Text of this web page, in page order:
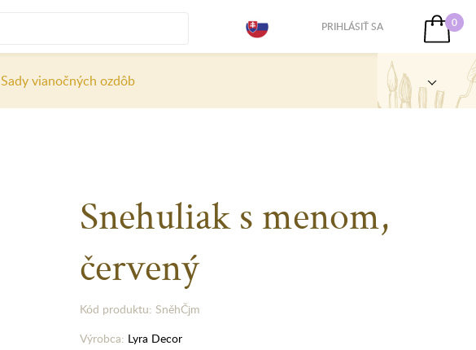
PRIHLÁSIŤ SA 0
Sady vianočných ozdôb
Snehuliak s menom,
červený
Kód produktu: SněhČjm
Výrobca: Lyra Decor